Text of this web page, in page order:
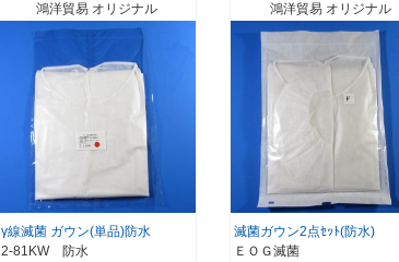
鴻洋貿易 オリジナル
γ線滅菌 ガウン(単品)防水
2-81KW 防水
鴻洋貿易 オリジナル
滅菌ガウン2点ｾｯﾄ(防水)
ＥＯＧ滅菌